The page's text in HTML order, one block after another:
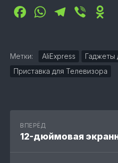
Facebook
WhatsApp
Viber
Метки: AliExpress
Гаджеты
Приставка для Телевизора
ВПЕРЁД